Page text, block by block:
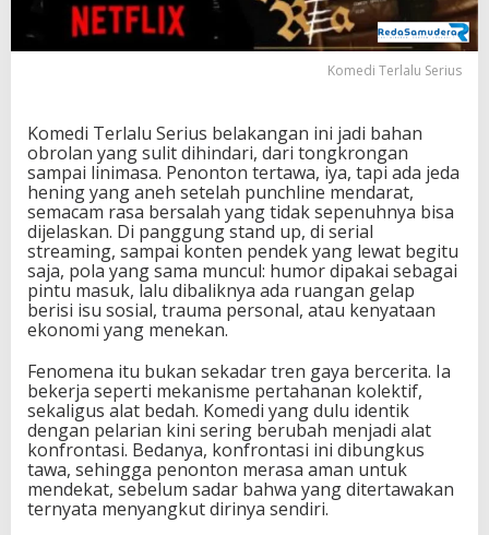
n
o
n
N
g
a
k
a
k
T
a
p
i
G
l
i
s
a
h
!
Komedi Terlalu Serius
Komedi Terlalu Serius belakangan ini jadi bahan
obrolan yang sulit dihindari, dari tongkrongan
sampai linimasa. Penonton tertawa, iya, tapi ada jeda
hening yang aneh setelah punchline mendarat,
semacam rasa bersalah yang tidak sepenuhnya bisa
dijelaskan. Di panggung stand up, di serial
streaming, sampai konten pendek yang lewat begitu
saja, pola yang sama muncul: humor dipakai sebagai
pintu masuk, lalu dibaliknya ada ruangan gelap
berisi isu sosial, trauma personal, atau kenyataan
ekonomi yang menekan.
Fenomena itu bukan sekadar tren gaya bercerita. Ia
bekerja seperti mekanisme pertahanan kolektif,
sekaligus alat bedah. Komedi yang dulu identik
dengan pelarian kini sering berubah menjadi alat
konfrontasi. Bedanya, konfrontasi ini dibungkus
tawa, sehingga penonton merasa aman untuk
mendekat, sebelum sadar bahwa yang ditertawakan
ternyata menyangkut dirinya sendiri.